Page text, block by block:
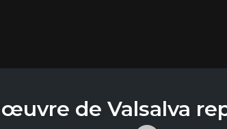
de Valsalva